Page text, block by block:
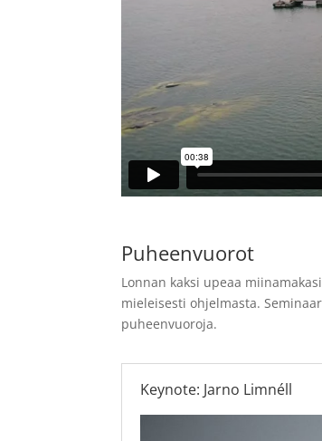
Puheenvuorot
Lonnan kaksi upeaa
mieleisesti ohjelmasta.
puheenvuoroja.
Keynote: Jarno Limnéll